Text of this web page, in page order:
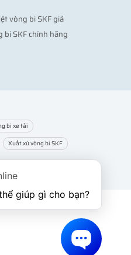
vòng bi SKF giả
bi SKF chính hãng
bi xe tải
Xuất xứ vòng bi SKF
giúp gì cho bạn?